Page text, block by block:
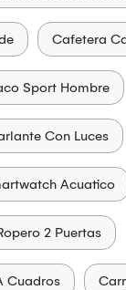
Cafetera
Sport Hombre
Con Luces
Acuatico
2 Puertas
Cuadros